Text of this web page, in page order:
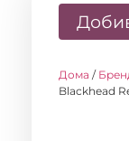
Дома /
Blackhead